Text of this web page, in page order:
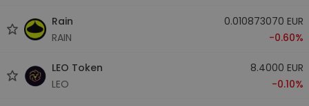
Rain
RAIN
0.010873070 EUR
-0.60%
LEO Token
LEO
8.4000 EUR
-0.10%